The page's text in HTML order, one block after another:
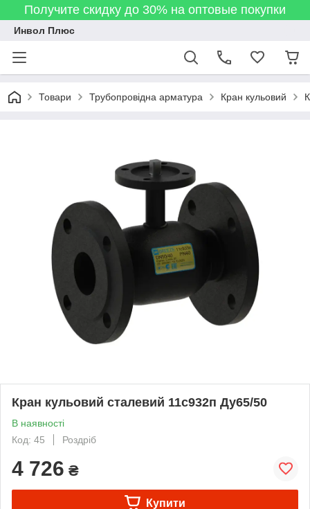
Получите скидку до 30% на оптовые покупки
Инвол Плюс
Товари Трубопровідна арматура Кран кульовий
Кран кульовий сталевий 11с932п Ду65/50
В наявності
Код: 45
Роздріб
4 726 ₴
Купити